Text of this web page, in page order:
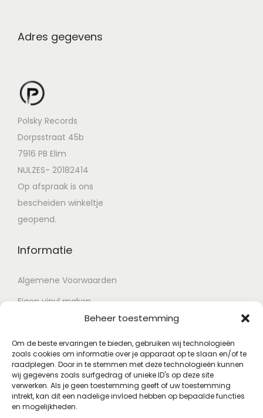
Beheer toestemming
Om de beste ervaringen te bieden, gebruiken wij technologieën
zoals cookies om informatie over je apparaat op te slaan en/of te
raadplegen. Door in te stemmen met deze technologieën kunnen
wij gegevens zoals surfgedrag of unieke ID's op deze site
verwerken. Als je geen toestemming geeft of uw toestemming
intrekt, kan dit een nadelige invloed hebben op bepaalde functies
en mogelijkheden.
Adres gegevens
Polsky Records
Dorpsstraat 45b
7916 PB Elim
NULZES- 20182414
Op afspraak is ons
bescheiden winkeltje
geopend.
Informatie
Algemene Voorwaarden
Eigen vinyl maken
Retour voorwaarden
Contact
Account
Mijn account